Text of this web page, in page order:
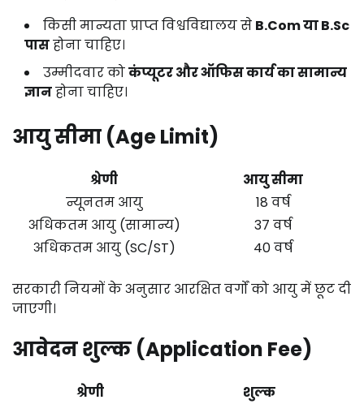
किसी मान्यता प्राप्त विश्वविद्यालय से B.Com या B.Sc
पासहोना चाहिए।
उम्मीदवार कोकंप्यूटर और ऑफिस कार्य का सामान्य
ज्ञानहोना चाहिए।
आयु सीमा (Age Limit)
श्रेणी
आयु सीमा
न्यूनतम आयु
18 वर्ष
अधिकतम आयु (सामान्य)
37 वर्ष
अधिकतम आयु (SC/ST)
40 वर्ष
सरकारी नियमों के अनुसार आरक्षित वर्गों को आयु में छूट दी
जाएगी।
आवेदन शुल्क (Application Fee)
श्रेणी
शुल्क